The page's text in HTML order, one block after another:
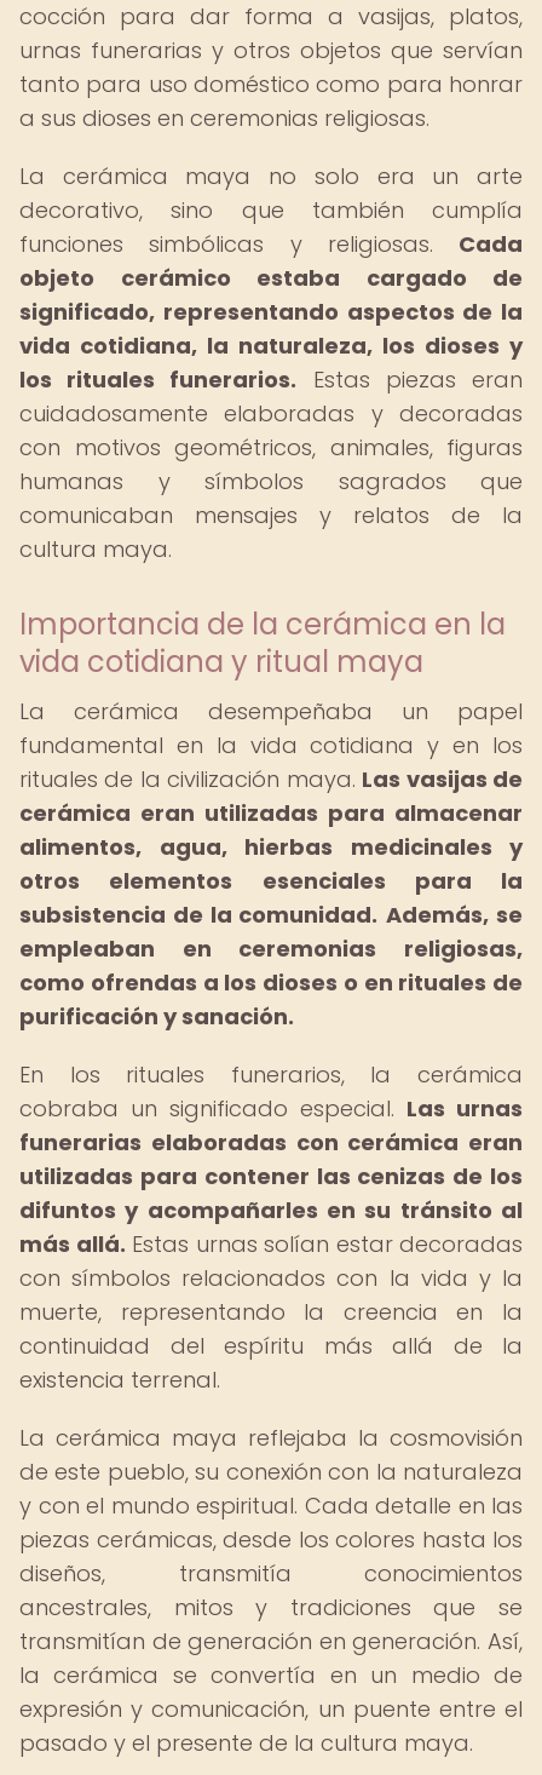
cocción para dar forma a vasijas, platos,
urnas funerarias y otros objetos que servían
tanto para uso doméstico como para honrar
a sus dioses en ceremonias religiosas.
La cerámica maya no solo era un arte
decorativo, sino que también cumplía
funciones simbólicas y religiosas. Cada
objeto cerámico estaba cargado de
significado, representando aspectos de la
vida cotidiana, la naturaleza, los dioses y
los rituales funerarios. Estas piezas eran
cuidadosamente elaboradas y decoradas
con motivos geométricos, animales, figuras
humanas y símbolos sagrados que
comunicaban mensajes y relatos de la
cultura maya.
Importancia de la cerámica en la
vida cotidiana y ritual maya
La cerámica desempeñaba un papel
fundamental en la vida cotidiana y en los
rituales de la civilización maya. Las vasijas de
cerámica eran utilizadas para almacenar
alimentos, agua, hierbas medicinales y
otros elementos esenciales para la
subsistencia de la comunidad. Además, se
empleaban en ceremonias religiosas,
como ofrendas a los dioses o en rituales de
purificación y sanación.
En los rituales funerarios, la cerámica
cobraba un significado especial. Las urnas
funerarias elaboradas con cerámica eran
utilizadas para contener las cenizas de los
difuntos y acompañarles en su tránsito al
más allá. Estas urnas solían estar decoradas
con símbolos relacionados con la vida y la
muerte, representando la creencia en la
continuidad del espíritu más allá de la
existencia terrenal.
La cerámica maya reflejaba la cosmovisión
de este pueblo, su conexión con la naturaleza
y con el mundo espiritual. Cada detalle en las
piezas cerámicas, desde los colores hasta los
diseños, transmitía conocimientos
ancestrales, mitos y tradiciones que se
transmitían de generación en generación. Así,
la cerámica se convertía en un medio de
expresión y comunicación, un puente entre el
pasado y el presente de la cultura maya.